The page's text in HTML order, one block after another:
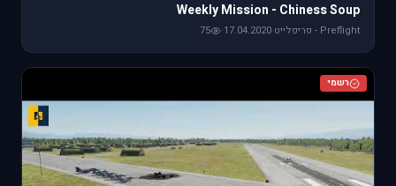
Weekly Mission - Chiness Soup
Preflight - פריפלייט ·
17.04.2020
·
75
רשמי